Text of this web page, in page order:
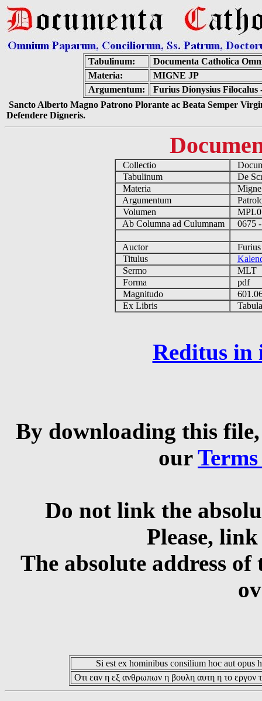
Tabulinum:
Documenta Catholica
Materia:
MIGNE JP
Argumentum:
Furius Dionysius
Sancto Alberto Magno Patrono Plorante ac Beata Semper
Defendere Digneris.
Collectio
Tabulinum
De
Materia
Argumentum
Volumen
Ab Columna ad Culumnam
0675
Auctor
Furius
Titulus
Sermo
MLT
Forma
pdf
Magnitudo
Ex Libris
Reditus in
By downloading this
our
Do not link the
Please,
The absolute address
Si est ex hominibus consilium hoc aut opus
Οτι εαν η εξ ανθρωπων η βουλη αυτη η το εργον